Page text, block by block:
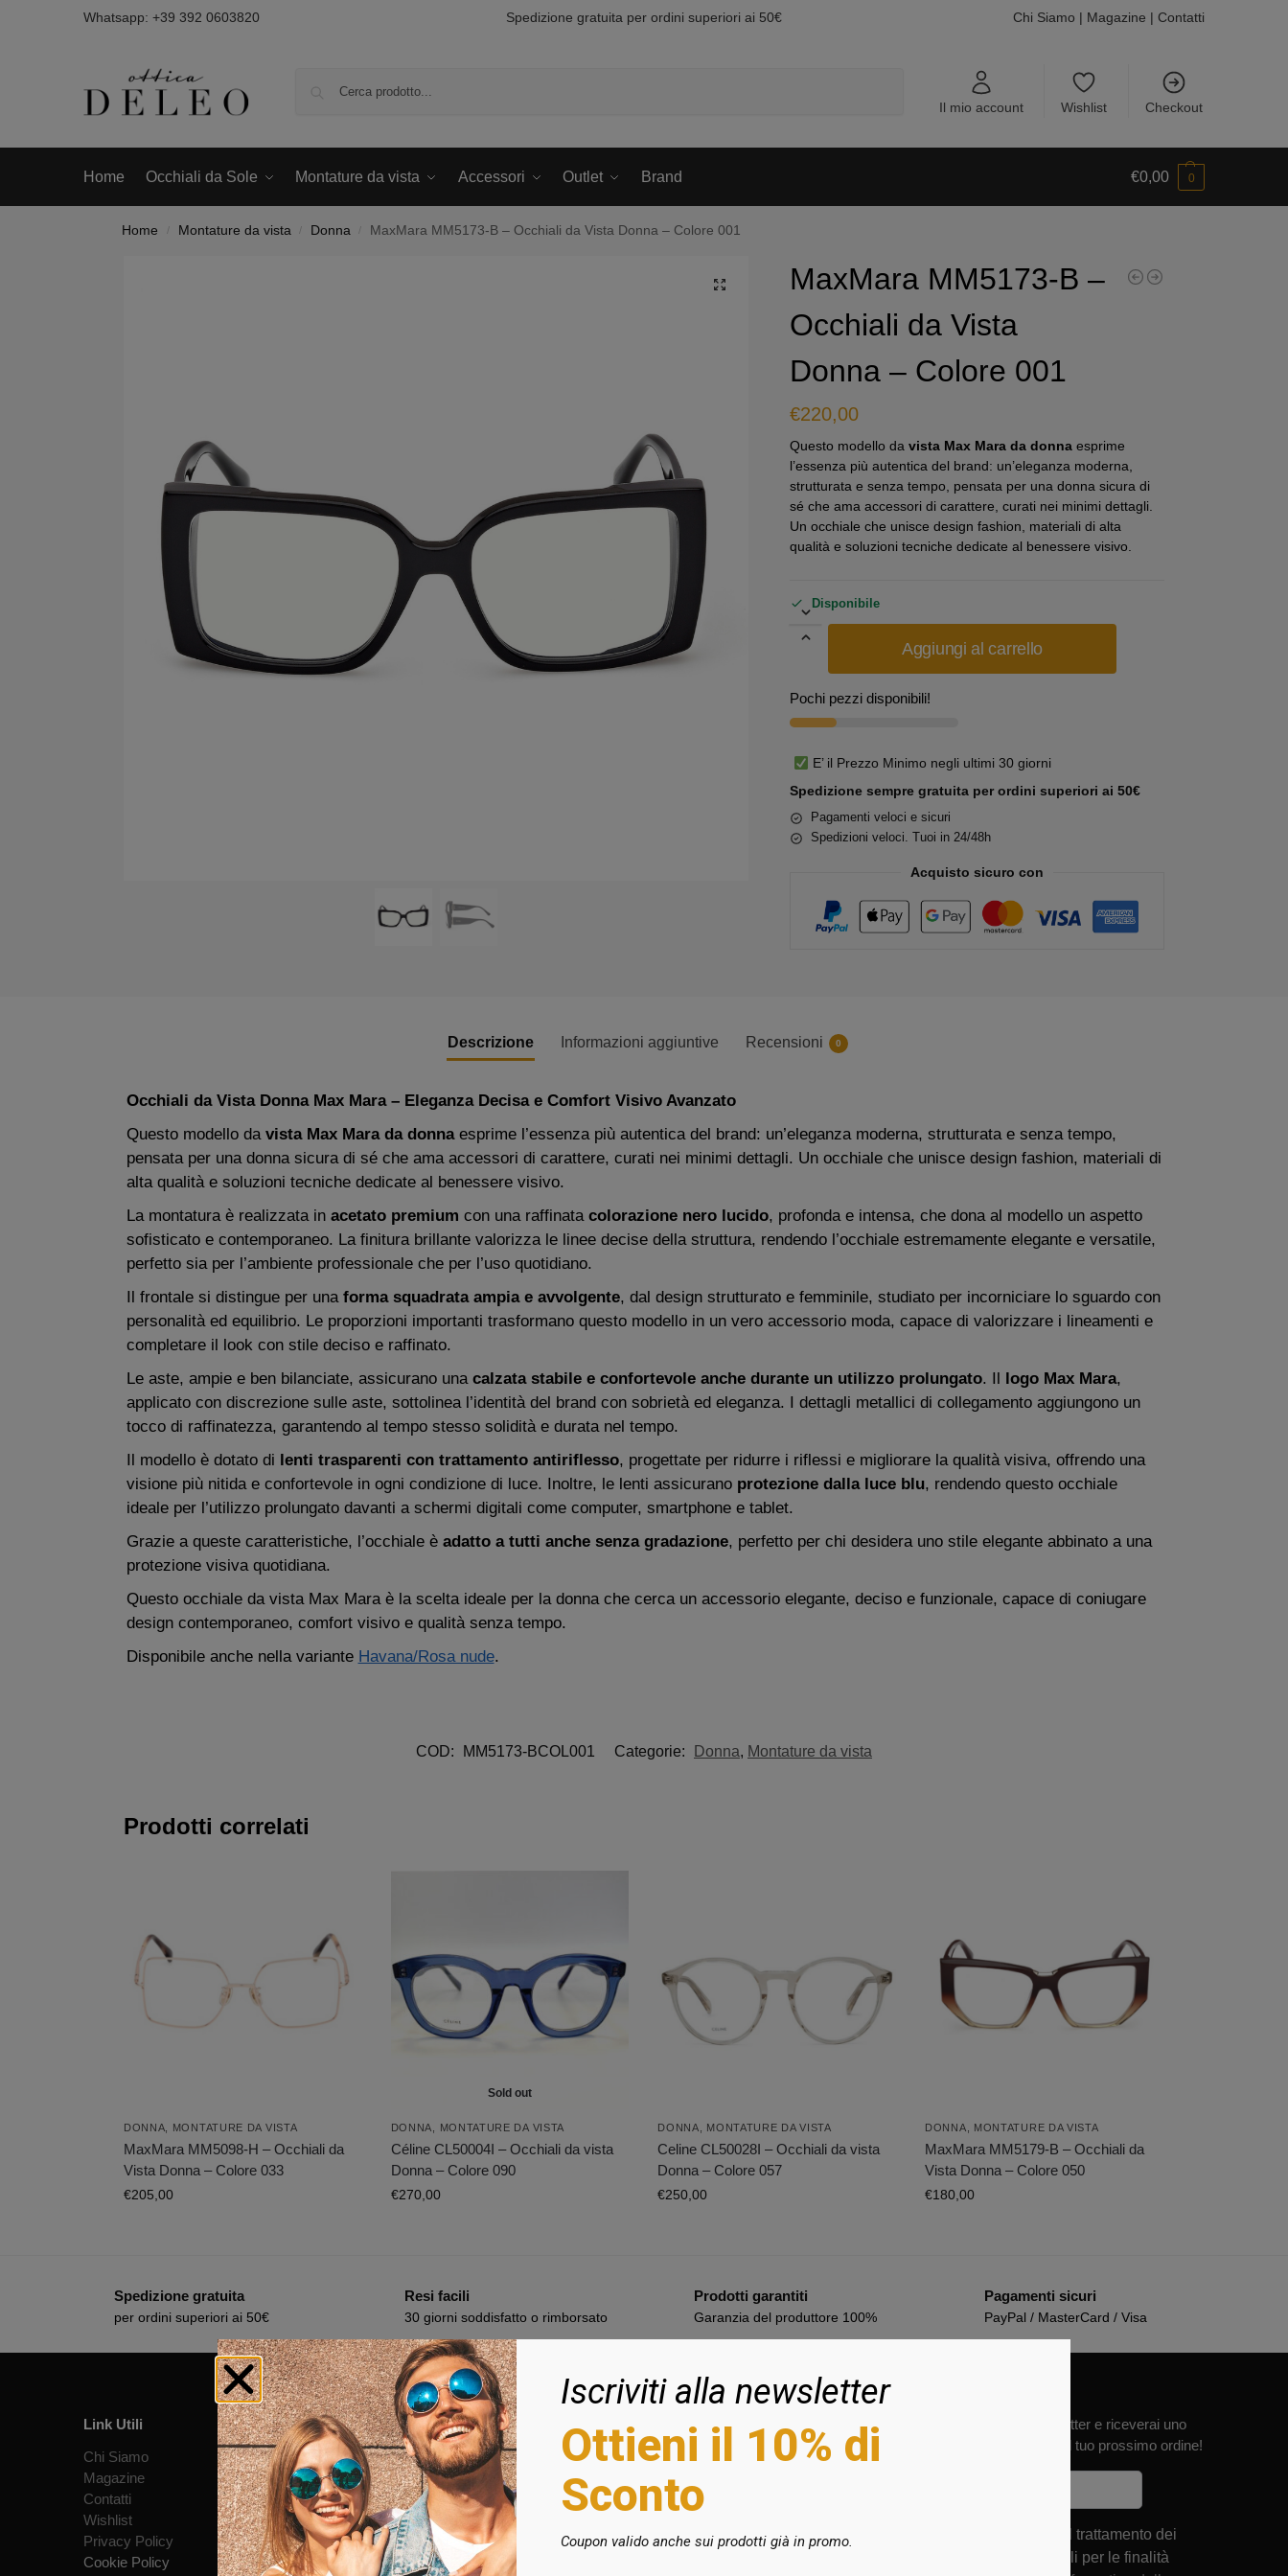
Whatsapp: +39 392 0603820 Spedizione gratuita per ordini superiori ai 50€ Chi Siamo | Magazine | Contatti
Il mio account Wishlist Checkout
Home Occhiali da Sole Montature da vista Accessori Outlet Brand €0,00 0
Home / Montature da vista / Donna / MaxMara MM5173-B – Occhiali da Vista Donna – Colore 001
MaxMara MM5173-B –
Occhiali da Vista
Donna – Colore 001
€220,00
Questo modello davista Max Mara da donna esprime
l’essenza più autentica del brand: un’eleganza moderna,
strutturata e senza tempo, pensata per una donna sicura di
sé che ama accessori di carattere, curati nei minimi dettagli.
Un occhiale che unisce design fashion, materiali di alta
qualità e soluzioni tecniche dedicate al benessere visivo.
Disponibile
Aggiungi al carrello
Pochi pezzi disponibili!
E’ il Prezzo Minimo negli ultimi 30 giorni
Spedizione sempre gratuita per ordini superiori ai 50€
Pagamenti veloci e sicuri
Spedizioni veloci. Tuoi in 24/48h
Acquisto sicuro con
Descrizione Informazioni aggiuntive Recensioni 0
Occhiali da Vista Donna Max Mara – Eleganza Decisa e Comfort Visivo Avanzato
Questo modello da vista Max Mara da donnaesprime l’essenza più autentica del brand: un’eleganza moderna, strutturata e senza tempo,
pensata per una donna sicura di sé che ama accessori di carattere, curati nei minimi dettagli. Un occhiale che unisce design fashion, materiali di
alta qualità e soluzioni tecniche dedicate al benessere visivo.
La montatura è realizzata in acetato premium con una raffinata colorazione nero lucido, profonda e intensa, che dona al modello un aspetto
sofisticato e contemporaneo. La finitura brillante valorizza le linee decise della struttura, rendendo l’occhiale estremamente elegante e versatile,
perfetto sia per l’ambiente professionale che per l’uso quotidiano.
Il frontale si distingue per una forma squadrata ampia e avvolgente, dal design strutturato e femminile, studiato per incorniciare lo sguardo con
personalità ed equilibrio. Le proporzioni importanti trasformano questo modello in un vero accessorio moda, capace di valorizzare i lineamenti e
completare il look con stile deciso e raffinato.
Le aste, ampie e ben bilanciate, assicurano una calzata stabile e confortevole anche durante un utilizzo prolungato. Il logo Max Mara,
applicato con discrezione sulle aste, sottolinea l’identità del brand con sobrietà ed eleganza. I dettagli metallici di collegamento aggiungono un
tocco di raffinatezza, garantendo al tempo stesso solidità e durata nel tempo.
Il modello è dotato di lenti trasparenti con trattamento antiriflesso, progettate per ridurre i riflessi e migliorare la qualità visiva, offrendo una
visione più nitida e confortevole in ogni condizione di luce. Inoltre, le lenti assicurano protezione dalla luce blu, rendendo questo occhiale
ideale per l’utilizzo prolungato davanti a schermi digitali come computer, smartphone e tablet.
Grazie a queste caratteristiche, l’occhiale è adatto a tutti anche senza gradazione, perfetto per chi desidera uno stile elegante abbinato a una
protezione visiva quotidiana.
Questo occhiale da vista Max Mara è la scelta ideale per la donna che cerca un accessorio elegante, deciso e funzionale, capace di coniugare
design contemporaneo, comfort visivo e qualità senza tempo.
Disponibile anche nella variante Havana/Rosa nude.
COD: MM5173-BCOL001 Categorie: Donna, Montature da vista
Prodotti correlati
DONNA MONTATURE DA VISTA
MaxMara MM5098-H – Occhiali da
Vista Donna – Colore 033
€205,00
Sold out
DONNA MONTATURE DA VISTA
Céline CL50004I – Occhiali da vista
Donna – Colore 090
€270,00
DONNA MONTATURE DA VISTA
Celine CL50028I – Occhiali da vista
Donna – Colore 057
€250,00
DONNA MONTATURE DA VISTA
MaxMara MM5179-B – Occhiali da
Vista Donna – Colore 050
€180,00
Spedizione gratuita
per ordini superiori ai 50€
Resi facili
30 giorni soddisfatto o rimborsato
Prodotti garantiti
Garanzia del produttore 100%
Pagamenti sicuri
PayPal / MasterCard / Visa
Link Utili
Chi Siamo
Magazine
Contatti
Wishlist
Privacy Policy
Cookie Policy
Info e condizioni
Termini e Condizioni
Contratto di Vendita
Consegna e Costi
Pagamenti Accettati
Diritto di Recesso
Garanzia sugli Ordini
Seguici sui Social
Instagram
Iscriviti alla newsletter e riceverai uno
sconto del 10% sul tuo prossimo ordine!
Acconsento al trattamento dei
miei dati personali per le finalità
Iscriviti alla newsletter
Ottieni il 10% di
Sconto
Coupon valido anche sui prodotti già in promo.